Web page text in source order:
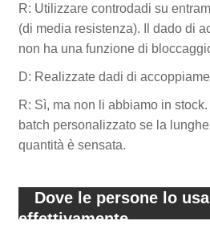
R: Utilizzare controdadi su
(di media resistenza). Il dado di
non ha una funzione di
D: Realizzate dadi di
R: Sì, ma non li abbiamo in
batch personalizzato se la
quantità è sensata.
Dove le persone lo
effettivamente